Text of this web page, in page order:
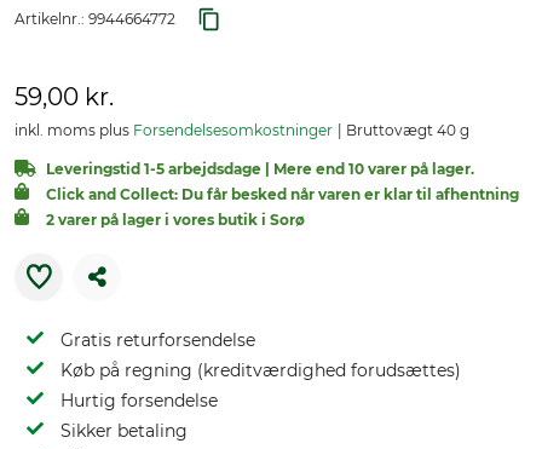
Artikelnr.: 9944664772
59,00 kr.
inkl. moms plus Forsendelsesomkostninger Bruttovægt 40 g
Leveringstid 1-5 arbejdsdage | Mere end 10 varer på lager.
Click and Collect: Du får besked når varen er klar til afhentning
2 varer på lager i vores butik i Sorø
Gratis returforsendelse
Køb på regning (kreditværdighed forudsættes)
Hurtig forsendelse
Sikker betaling